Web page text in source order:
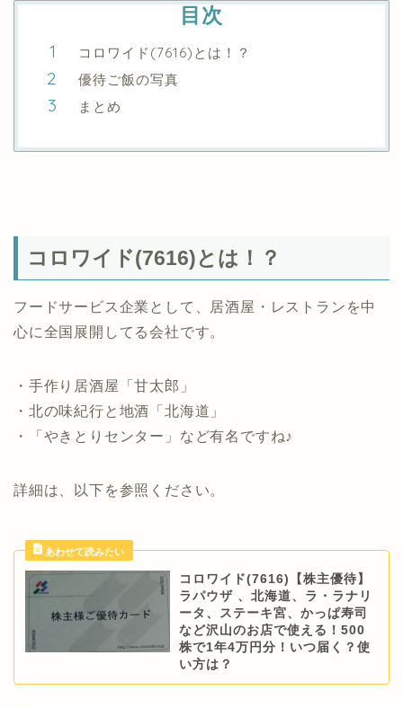
目次
コロワイド(7616)とは！？
優待ご飯の写真
まとめ
コロワイド(7616)とは！？
フードサービス企業として、居酒屋・レストランを中
心に全国展開してる会社です。
・手作り居酒屋「甘太郎」
・北の味紀行と地酒「北海道」
・「やきとりセンター」など有名ですね♪
詳細は、以下を参照ください。
コロワイド(7616)【株主優待】
ラパウザ 、北海道、ラ・ラナリ
ータ、ステーキ宮、かっぱ寿司
など沢山のお店で使える！500
株で1年4万円分！いつ届く？使
い方は？